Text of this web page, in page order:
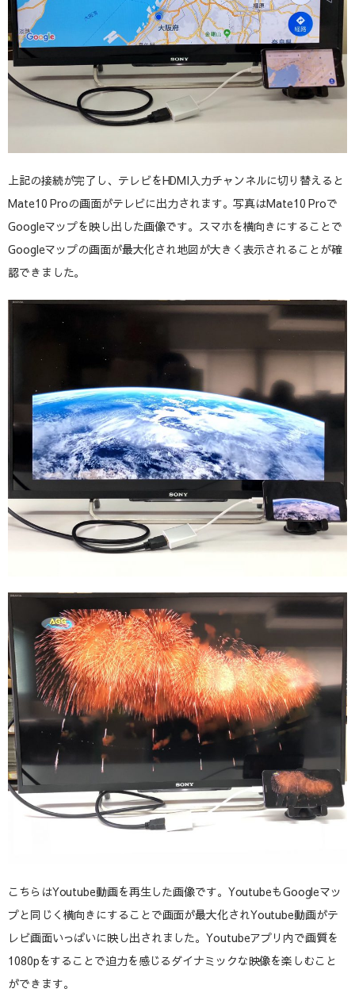
上記の接続が完了し、テレビをHDMI入力チャンネルに切り替えると
Mate10 Proの画面がテレビに出力されます。写真はMate10 Proで
Googleマップを映し出した画像です。スマホを横向きにすることで
Googleマップの画面が最大化され地図が大きく表示されることが確
認できました。
こちらはYoutube動画を再生した画像です。YoutubeもGoogleマッ
プと同じく横向きにすることで画面が最大化されYoutube動画がテ
レビ画面いっぱいに映し出されました。Youtubeアプリ内で画質を
1080pをすることで迫力を感じるダイナミックな映像を楽しむこと
ができます。